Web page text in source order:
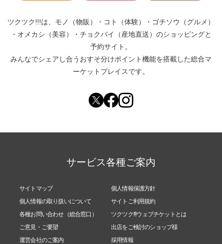
ツクツク!!!は、 モノ（物販） ・ コト（体験） ・ ゴチソウ（グルメ）
・ オメカシ（美容） ・ チョクバイ（産地直送） のショッピングと
予約サイト。
みんなでシェアし合う おすそ分けポイント機能を搭載した総合マ
ーケットプレイスです。
サービス各種ご案内
サイトマップ
個人情報保護方針
個人情報の取り扱いについて
サイトご利用規約
各種お問い合わせ（総合窓口）
ツクツク!!!ウェブチケットとは
ご意見・ご要望
出店をご検討のショップ様
運営会社のご案内
採用情報